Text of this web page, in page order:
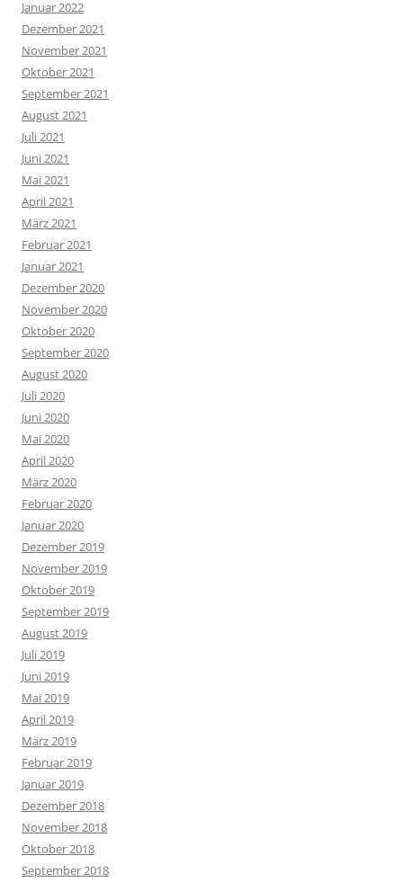
Januar 2022
Dezember 2021
November 2021
Oktober 2021
September 2021
August 2021
Juli 2021
Juni 2021
Mai 2021
April 2021
März 2021
Februar 2021
Januar 2021
Dezember 2020
November 2020
Oktober 2020
September 2020
August 2020
Juli 2020
Juni 2020
Mai 2020
April 2020
März 2020
Februar 2020
Januar 2020
Dezember 2019
November 2019
Oktober 2019
September 2019
August 2019
Juli 2019
Juni 2019
Mai 2019
April 2019
März 2019
Februar 2019
Januar 2019
Dezember 2018
November 2018
Oktober 2018
September 2018